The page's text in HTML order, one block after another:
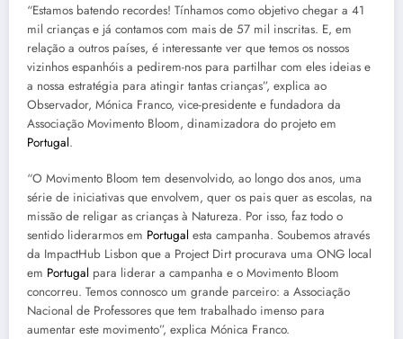
“Estamos batendo recordes! Tínhamos como objetivo chegar a 41
mil crianças e já contamos com mais de 57 mil inscritas. E, em
relação a outros países, é interessante ver que temos os nossos
vizinhos espanhóis a pedirem-nos para partilhar com eles ideias e
a nossa estratégia para atingir tantas crianças”, explica ao
Observador, Mónica Franco, vice-presidente e fundadora da
Associação Movimento Bloom, dinamizadora do projeto em
Portugal.
“O Movimento Bloom tem desenvolvido, ao longo dos anos, uma
série de iniciativas que envolvem, quer os pais quer as escolas, na
missão de religar as crianças à Natureza. Por isso, faz todo o
sentido liderarmos em Portugal esta campanha. Soubemos através
da ImpactHub Lisbon que a Project Dirt procurava uma ONG local
em Portugal para liderar a campanha e o Movimento Bloom
concorreu. Temos connosco um grande parceiro: a Associação
Nacional de Professores que tem trabalhado imenso para
aumentar este movimento”, explica Mónica Franco.